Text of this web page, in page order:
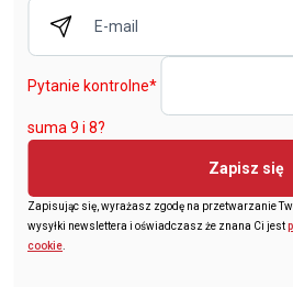
Pytanie kontrolne*
suma 9 i 8?
Zapisz się
Zapisując się, wyrażasz zgodę na przetwarzanie
wysyłki newslettera i oświadczasz że znana Ci jest
cookie